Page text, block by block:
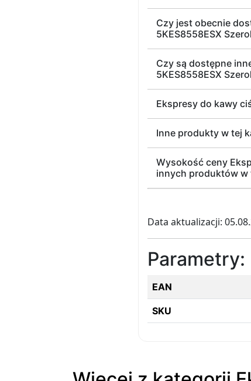
Czy jest obecnie
5KES8558ESX
Czy są dostępne
5KES8558ESX
Ekspresy do kawy
Inne produkty w tej
Wysokość ceny
innych produktów w
Data aktualizacji:
Parametry:
EAN
SKU